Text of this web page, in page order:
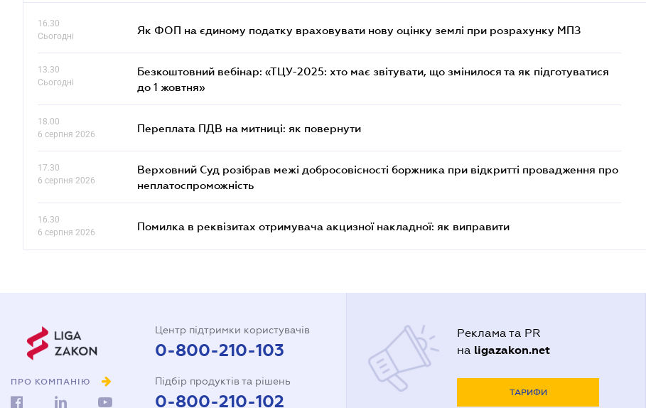
16.30
Сьогодні
Як ФОП на єдиному податку враховувати нову оцінку землі при розрахунку МПЗ
13.30
Сьогодні
Безкоштовний вебінар: «ТЦУ-2025: хто має звітувати, що змінилося та як підготуватися
до 1 жовтня»
18.00
6 серпня 2026
Переплата ПДВ на митниці: як повернути
17.30
6 серпня 2026
Верховний Суд розібрав межі добросовісності боржника при відкритті провадження про
неплатоспроможність
16.30
6 серпня 2026
Помилка в реквізитах отримувача акцизної накладної: як виправити
ПРО КОМПАНІЮ
Центр підтримки користувачів
0-800-210-103
Підбір продуктів та рішень
0-800-210-102
Реклама та PR
на ligazakon.net
ТАРИФИ